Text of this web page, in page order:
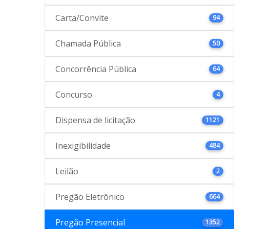
Carta/Convite 94
Chamada Pública 50
Concorrência Pública 64
Concurso 4
Dispensa de licitação 1121
Inexigibilidade 484
Leilão 2
Pregão Eletrônico 664
Pregão Presencial 1352